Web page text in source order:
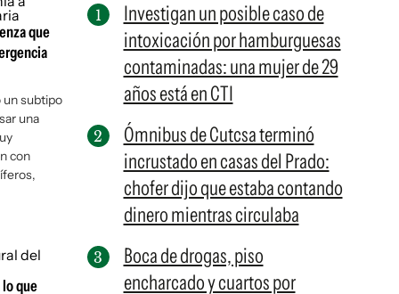
Suscribite x US$ 3,45
que
un subtipo
una
con
lo que
Investigan un posible caso de
intoxicación por hamburguesas
contaminadas: una mujer de 29
años está en CTI
Ómnibus de Cutcsa terminó
incrustado en casas del Prado:
chofer dijo que estaba contando
dinero mientras circulaba
Boca de drogas, piso
encharcado y cuartos por